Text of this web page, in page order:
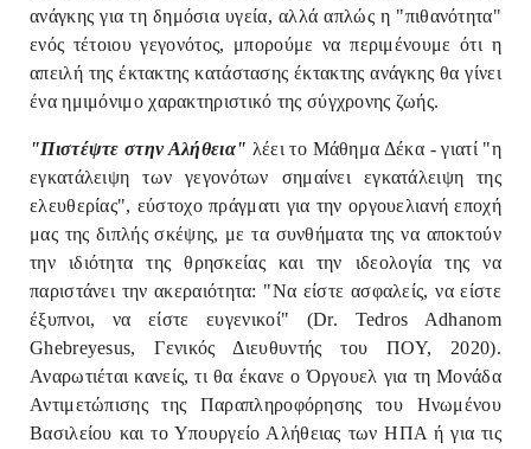
ανάγκης για τη δημόσια υγεία, αλλά απλώς η "πιθανότητα"
ενός τέτοιου γεγονότος, μπορούμε να περιμένουμε ότι η
απειλή της έκτακτης κατάστασης έκτακτης ανάγκης θα γίνει
ένα ημιμόνιμο χαρακτηριστικό της σύγχρονης ζωής.
"Πιστέψτε στην Αλήθεια" λέει το Μάθημα Δέκα - γιατί "η
εγκατάλειψη των γεγονότων σημαίνει εγκατάλειψη της
ελευθερίας", εύστοχο πράγματι για την οργουελιανή εποχή
μας της διπλής σκέψης, με τα συνθήματα της να αποκτούν
την ιδιότητα της θρησκείας και την ιδεολογία της να
παριστάνει την ακεραιότητα: "Να είστε ασφαλείς, να είστε
έξυπνοι, να είστε ευγενικοί" (Dr. Tedros Adhanom
Ghebreyesus, Γενικός Διευθυντής του ΠΟΥ, 2020).
Αναρωτιέται κανείς, τι θα έκανε ο Όργουελ για τη Μονάδα
Αντιμετώπισης της Παραπληροφόρησης του Ηνωμένου
Βασιλείου και το Υπουργείο Αλήθειας των ΗΠΑ ή για τις